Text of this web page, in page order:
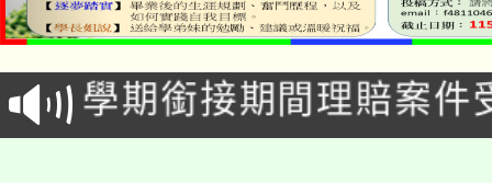
會
115年食農教育專業人
程
學期銜接期間理賠案件
學籍身 分審查程序及
淨零綠領人才培育課程